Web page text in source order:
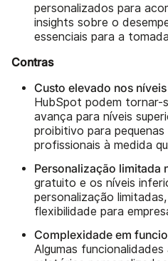
personalizados para
insights sobre o
essenciais para a
Contras
Custo elevado nos
HubSpot podem tornar-
avança para níveis
proibitivo para
profissionais à medida
Personalização limitada
gratuito e os níveis
personalização
flexibilidade para
Complexidade em
Algumas